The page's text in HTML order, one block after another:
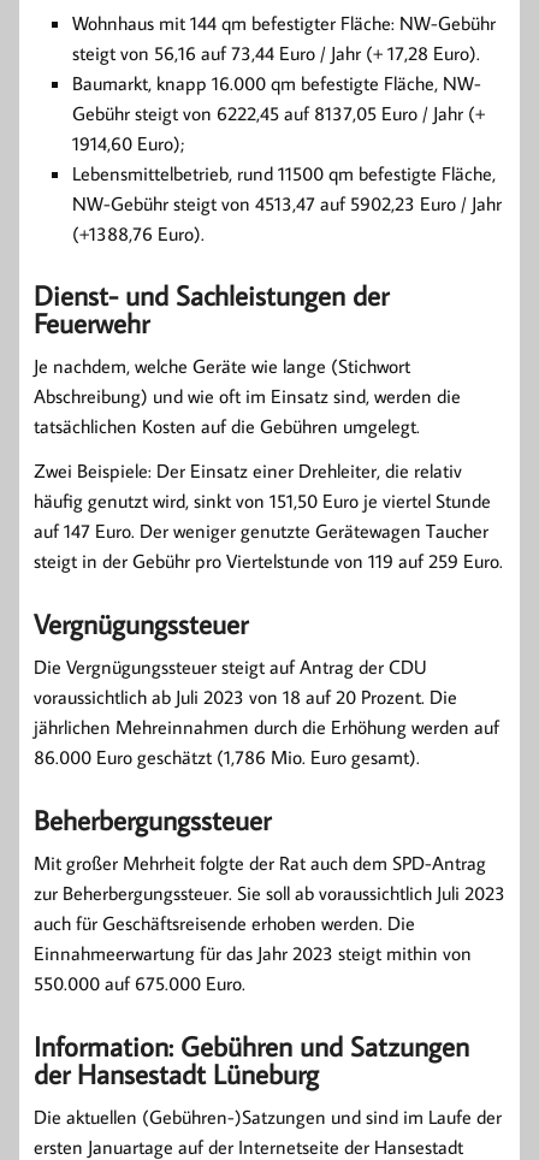
Wohnhaus mit 144 qm befestigter Fläche: NW-Gebühr
steigt von 56,16 auf 73,44 Euro / Jahr (+ 17,28 Euro).
Baumarkt, knapp 16.000 qm befestigte Fläche, NW-
Gebühr steigt von 6222,45 auf 8137,05 Euro / Jahr (+
1914,60 Euro);
Lebensmittelbetrieb, rund 11500 qm befestigte Fläche,
NW-Gebühr steigt von 4513,47 auf 5902,23 Euro / Jahr
(+1388,76 Euro).
Dienst- und Sachleistungen der
Feuerwehr
Je nachdem, welche Geräte wie lange (Stichwort
Abschreibung) und wie oft im Einsatz sind, werden die
tatsächlichen Kosten auf die Gebühren umgelegt.
Zwei Beispiele: Der Einsatz einer Drehleiter, die relativ
häufig genutzt wird, sinkt von 151,50 Euro je viertel Stunde
auf 147 Euro. Der weniger genutzte Gerätewagen Taucher
steigt in der Gebühr pro Viertelstunde von 119 auf 259 Euro.
Vergnügungssteuer
Die Vergnügungssteuer steigt auf Antrag der CDU
voraussichtlich ab Juli 2023 von 18 auf 20 Prozent. Die
jährlichen Mehreinnahmen durch die Erhöhung werden auf
86.000 Euro geschätzt (1,786 Mio. Euro gesamt).
Beherbergungssteuer
Mit großer Mehrheit folgte der Rat auch dem SPD-Antrag
zur Beherbergungssteuer. Sie soll ab voraussichtlich Juli 2023
auch für Geschäftsreisende erhoben werden. Die
Einnahmeerwartung für das Jahr 2023 steigt mithin von
550.000 auf 675.000 Euro.
Information: Gebühren und Satzungen
der Hansestadt Lüneburg
Die aktuellen (Gebühren-)Satzungen und sind im Laufe der
ersten Januartage auf der Internetseite der Hansestadt